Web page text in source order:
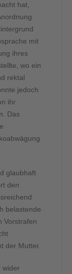
hat,
mit
ihres
wo ein
rektal
jedoch
ihr
Das
glaubhaft
den
belastende
Vorstrafen
der Mutter.
wider